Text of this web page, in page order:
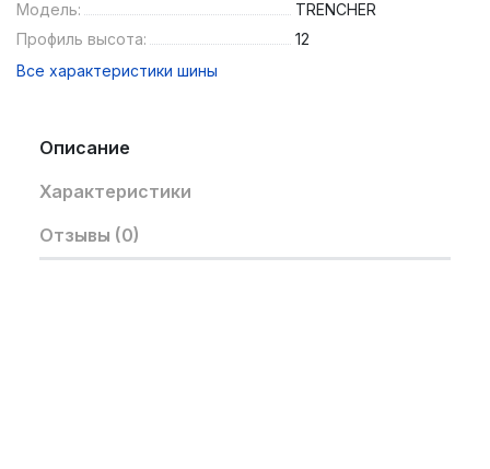
Модель:
TRENCHER
Профиль высота:
12
Все характеристики шины
Описание
Характеристики
Отзывы (0)